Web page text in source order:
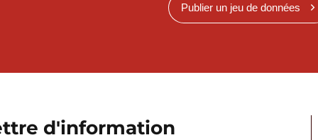
Publier un jeu de données
d'information